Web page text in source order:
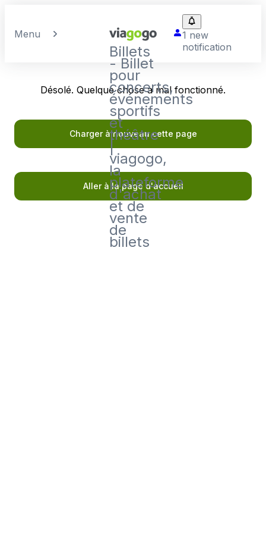
Menu
Billets
- Billet
pour
concerts,
événements
sportifs
et
théâtre
|
viagogo,
la
plateforme
d'achat
et de
vente
de
billets
1 new
notification
Désolé. Quelque chose a mal fonctionné.
Charger à nouveau cette page
Aller à la page d'accueil